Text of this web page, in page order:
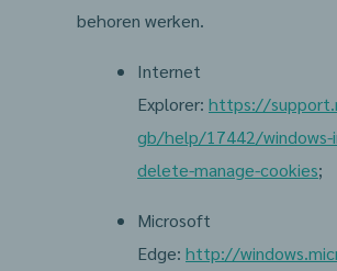
behoren werken.
Internet
Explorer: https://
gb/help/17442/
delete-manage-cookies;
Microsoft
Edge: http://